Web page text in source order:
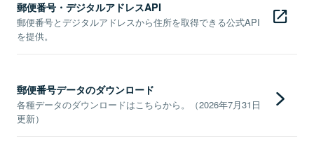
郵便番号・デジタルアドレスAPI
郵便番号とデジタルアドレスから住所を取得できる公式API
を提供。
郵便番号データのダウンロード
各種データのダウンロードはこちらから。（2026年7月31日
更新）